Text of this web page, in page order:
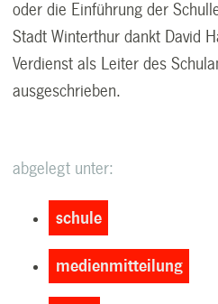
oder die Einführung der
Stadt Winterthur dankt David
Verdienst als Leiter des
ausgeschrieben.
abgelegt unter:
schule
medienmitteilung